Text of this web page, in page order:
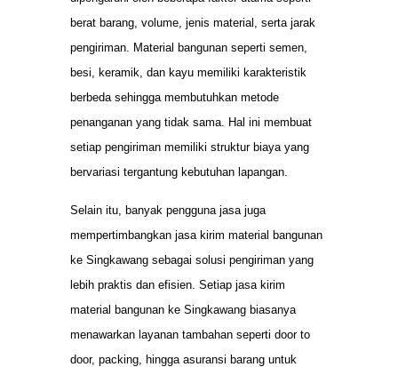
berat barang, volume, jenis material, serta jarak
pengiriman. Material bangunan seperti semen,
besi, keramik, dan kayu memiliki karakteristik
berbeda sehingga membutuhkan metode
penanganan yang tidak sama. Hal ini membuat
setiap pengiriman memiliki struktur biaya yang
bervariasi tergantung kebutuhan lapangan.
Selain itu, banyak pengguna jasa juga
mempertimbangkan jasa kirim material bangunan
ke Singkawang sebagai solusi pengiriman yang
lebih praktis dan efisien. Setiap jasa kirim
material bangunan ke Singkawang biasanya
menawarkan layanan tambahan seperti door to
door, packing, hingga asuransi barang untuk